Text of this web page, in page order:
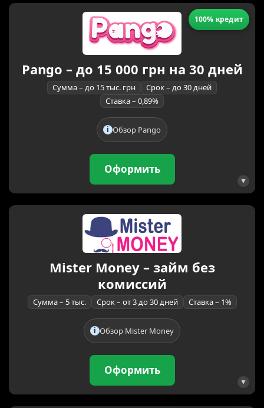
100% кредит
Pango – до 15 000 грн на 30 дней
Сумма – до 15 тыс. грн
Срок – до 30 дней
Ставка – 0,89%
Обзор Pango
Оформить
Mister Money – займ без
комиссий
Сумма – 5 тыс. Срок – от 3 до 30 дней Ставка – 1%
Обзор Mister Money
Оформить